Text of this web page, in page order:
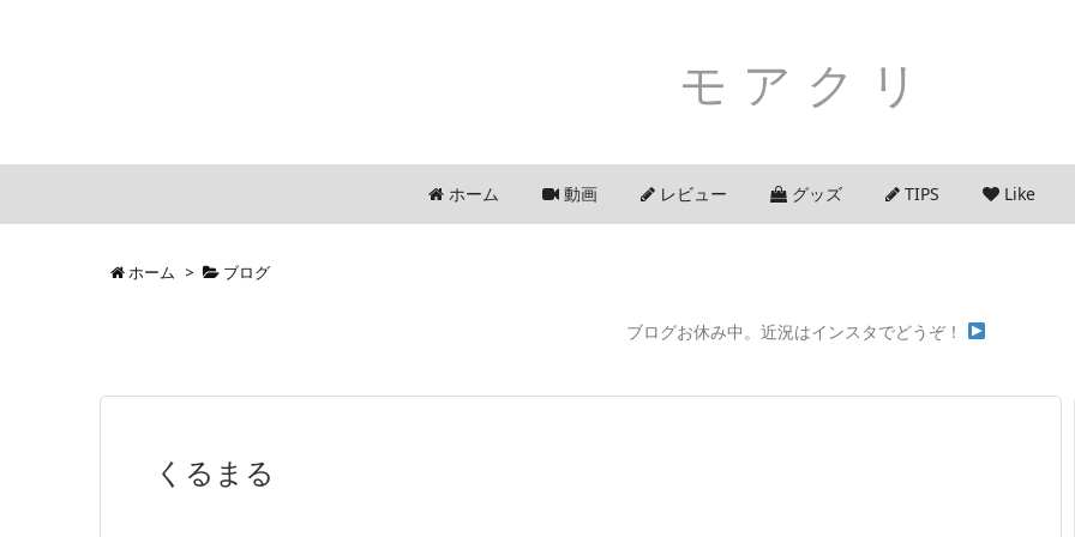
モアクリ
ホーム 動画 レビュー グッズ TIPS Like
ホーム > ブログ
ブログお休み中。近況はインスタでどうぞ！
くるまる